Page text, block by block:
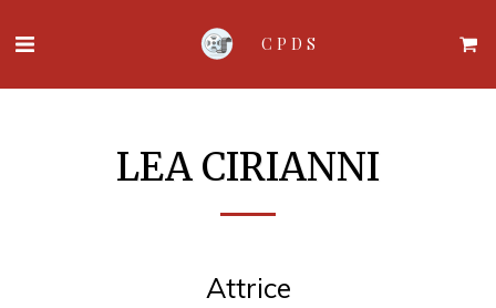
CPDS
LEA CIRIANNI
Attrice